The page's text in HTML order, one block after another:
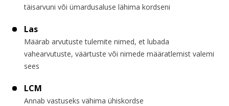
täisarvuni või ümardusaluse lähima kordseni
Las
Määrab arvutuste tulemite nimed, et lubada
vahearvutuste, väärtuste või nimede määratlemist valemi
sees
LCM
Annab vastuseks vähima ühiskordse